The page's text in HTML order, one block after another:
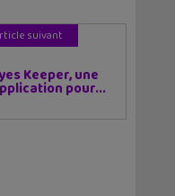
suivant
Keeper, une
pour...